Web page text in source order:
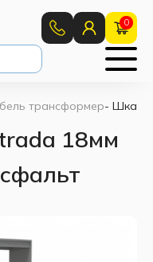
0
трансформер- Шкаф-
18мм